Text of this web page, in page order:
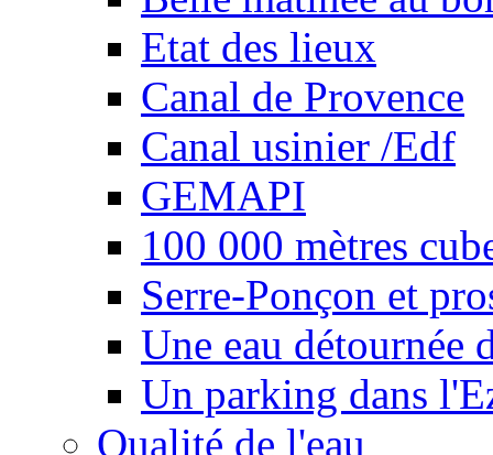
Etat des lieux
Canal de Provence
Canal usinier /Edf
GEMAPI
100 000 mètres
Serre-Ponçon et
Une eau détournée
Un parking dans
Qualité de l'eau